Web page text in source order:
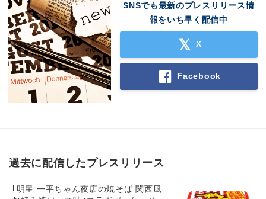
SNSでも最新のプレスリリース情
報をいち早く配信中
X
Facebook
過去に配信したプレスリリース
｢明星 一平ちゃん夜店の焼そば 関西風